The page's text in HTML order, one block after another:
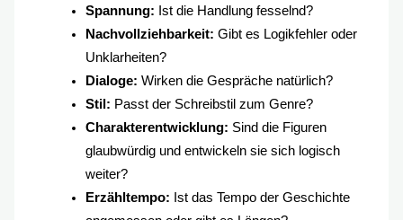
Spannung: Ist die Handlung fesselnd?
Nachvollziehbarkeit: Gibt es Logikfehler oder
Unklarheiten?
Dialoge: Wirken die Gespräche natürlich?
Stil: Passt der Schreibstil zum Genre?
Charakterentwicklung: Sind die Figuren
glaubwürdig und entwickeln sie sich logisch
weiter?
Erzähltempo: Ist das Tempo der Geschichte